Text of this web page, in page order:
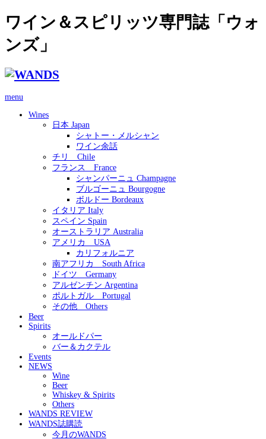
ワイン＆スピリッツ専門誌「ウォ
ンズ」
menu
Wines
日本 Japan
シャトー・メルシャン
ワイン余話
チリ Chile
フランス France
シャンパーニュ Champagne
ブルゴーニュ Bourgogne
ボルドー Bordeaux
イタリア Italy
スペイン Spain
オーストラリア Australia
アメリカ USA
カリフォルニア
南アフリカ South Africa
ドイツ Germany
アルゼンチン Argentina
ポルトガル Portugal
その他 Others
Beer
Spirits
オールドパー
バー＆カクテル
Events
NEWS
Wine
Beer
Whiskey & Spirits
Others
WANDS REVIEW
WANDS誌購読
今月のWANDS